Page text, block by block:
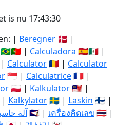
is nu 17:43:31
| Beregner 🇩🇰 |
🇧🇷🇵🇹 | Calculadora 🇪🇸🇲🇽 |
Calculator🇷🇴 | Calculator
🇸🇬 | Calculatrice🇫🇷 |
🇵🇱 | Kalkulator🇲🇾 |
Kalkylator🇸🇪 | Laskin 🇫🇮 |
آلة🇸🇦 | เครื่องคิดเลข 🇹🇭 |